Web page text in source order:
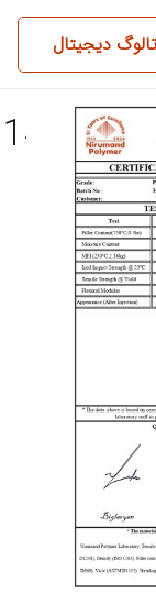
دیجیتال